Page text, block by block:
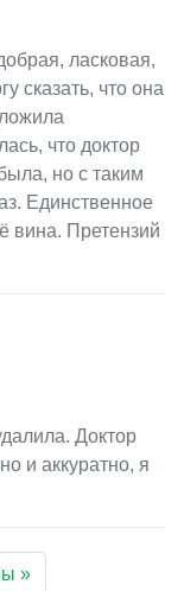
ласковая,
сказать, что она
что доктор
но с таким
Единственное
вина. Претензий
Доктор
и аккуратно, я
»